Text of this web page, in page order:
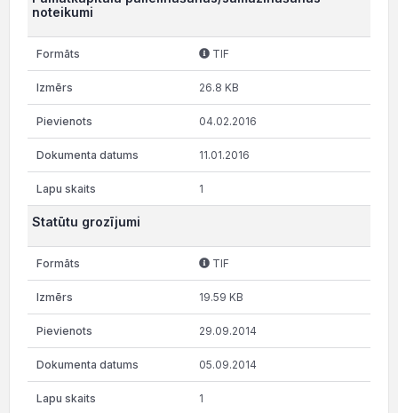
noteikumi
TIF
26.8 KB
04.02.2016
11.01.2016
1
Statūtu grozījumi
TIF
19.59 KB
29.09.2014
05.09.2014
1